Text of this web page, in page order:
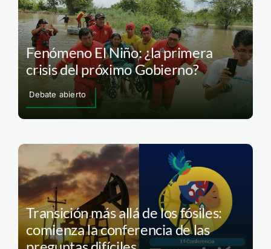
Fenómeno El Niño: ¿la primera
crisis del próximo Gobierno?
Debate abierto
Transición más allá de los fósiles:
comienza la conferencia de las